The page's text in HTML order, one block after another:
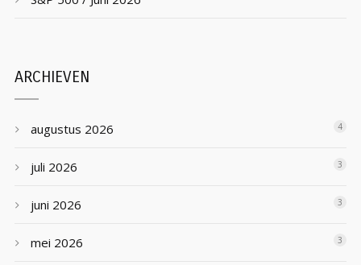
ARCHIEVEN
augustus 2026 4
juli 2026 3
juni 2026 3
mei 2026 3